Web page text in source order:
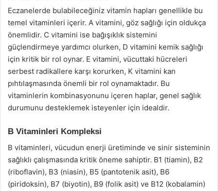
Eczanelerde bulabileceğiniz vitamin hapları genellikle bu
temel vitaminleri içerir. A vitamini, göz sağlığı için oldukça
önemlidir. C vitamini ise bağışıklık sistemini
güçlendirmeye yardımcı olurken, D vitamini kemik sağlığı
için kritik bir rol oynar. E vitamini, vücuttaki hücreleri
serbest radikallere karşı korurken, K vitamini kan
pıhtılaşmasında önemli bir rol oynamaktadır. Bu
vitaminlerin kombinasyonunu içeren haplar, genel sağlık
durumunu desteklemek isteyenler için idealdir.
B Vitaminleri Kompleksi
B vitaminleri, vücudun enerji üretiminde ve sinir sisteminin
sağlıklı çalışmasında kritik öneme sahiptir. B1 (tiamin), B2
(riboflavin), B3 (niasin), B5 (pantotenik asit), B6
(piridoksin), B7 (biyotin), B9 (folik asit) ve B12 (kobalamin)